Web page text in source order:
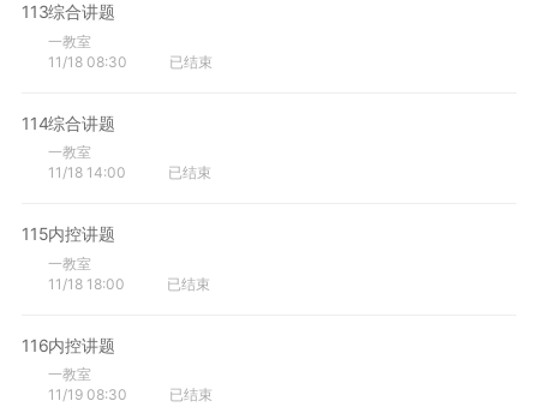
113综合讲题
一教室
11/18 08:30
已结束
114综合讲题
一教室
11/18 14:00
已结束
115内控讲题
一教室
11/18 18:00
已结束
116内控讲题
一教室
11/19 08:30
已结束